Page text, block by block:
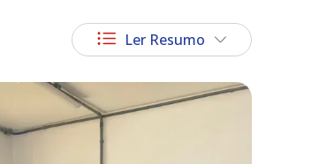
Ler Resumo